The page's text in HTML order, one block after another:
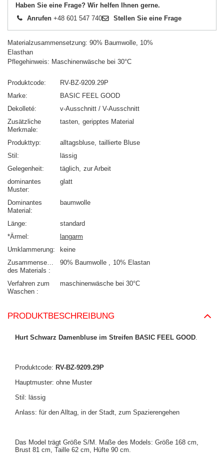
Haben Sie eine Frage? Wir helfen Ihnen gerne.
Anrufen +48 601 547 740 Stellen Sie eine Frage
Materialzusammensetzung: 90% Baumwolle, 10%
Elasthan
Pflegehinweis: Maschinenwäsche bei 30°C
Produktcode
RV-BZ-9209.29P
Marke
BASIC FEEL GOOD
Dekolleté
v-Ausschnitt / V-Ausschnitt
Zusätzliche
Merkmale
tasten geripptes Material
Produkttyp alltagsbluse taillierte Bluse
Stil
lässig
Gelegenheit
täglich zur Arbeit
dominantes
Muster
glatt
Dominantes
Material
baumwolle
Länge
standard
*Ärmel
langarm
Umklammerung
keine
Zusammensetzung
des Materials
90% Baumwolle 10% Elastan
Verfahren zum
Waschen
maschinenwäsche bei 30°C
PRODUKTBESCHREIBUNG
Hurt Schwarz Damenbluse im Streifen BASIC FEEL GOOD.
Produktcode: RV-BZ-9209.29P
Hauptmuster: ohne Muster
Stil: lässig
Anlass: für den Alltag, in der Stadt, zum Spazierengehen
Das Model trägt Größe S/M. Maße des Models: Größe 168 cm,
Brust 81 cm, Taille 62 cm, Hüfte 90 cm.